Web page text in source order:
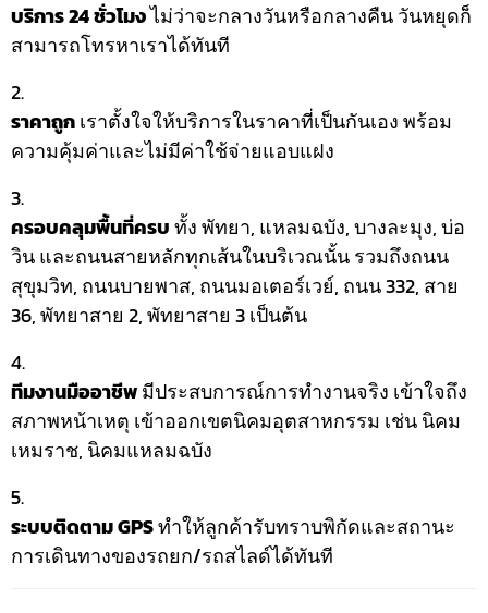
บริการ 24 ชั่วโมงไม่ว่าจะกลางวันหรือกลางคืน วันหยุดก็
สามารถโทรหาเราได้ทันที
ราคาถูกเราตั้งใจให้บริการในราคาที่เป็นกันเอง พร้อม
ความคุ้มค่าและไม่มีค่าใช้จ่ายแอบแฝง
ครอบคลุมพื้นที่ครบทั้ง พัทยา, แหลมฉบัง, บางละมุง, บ่อ
วิน และถนนสายหลักทุกเส้นในบริเวณนั้น รวมถึงถนน
สุขุมวิท, ถนนบายพาส, ถนนมอเตอร์เวย์, ถนน 332, สาย
36, พัทยาสาย 2, พัทยาสาย 3 เป็นต้น
ทีมงานมืออาชีพมีประสบการณ์การทำงานจริง เข้าใจถึง
สภาพหน้าเหตุ เข้าออกเขตนิคมอุตสาหกรรม เช่น นิคม
เหมราช, นิคมแหลมฉบัง
ระบบติดตาม GPSทำให้ลูกค้ารับทราบพิกัดและสถานะ
การเดินทางของรถยก/รถสไลด์ได้ทันที